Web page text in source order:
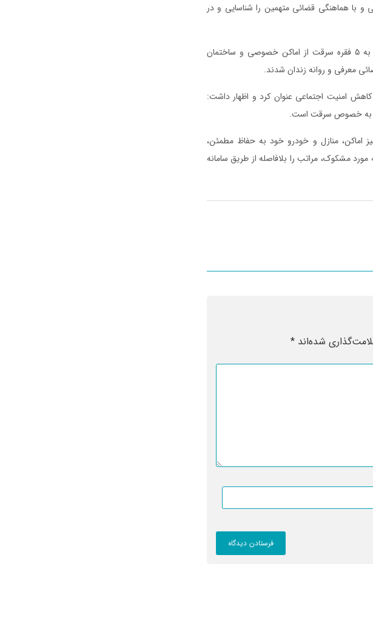
و با هماهنگی قضائی متهمین را شناسایی و در
وی تصریح کرد: متهمین در تحقیقات پلیسی و مواجهه با ادله پلیس به ۵ فقره سرقت از اماکن خصوصی و ساختمان
معرفی و روانه زندان شدند.
امنیت اجتماعی عنوان کرد و اظهار داشت:
به خصوص سرقت است.
اماکن، منازل و خودرو خود به حفاظ مطمئن،
مشکوک، مراتب را بلافاصله از طریق سامانه
شده‌اند*